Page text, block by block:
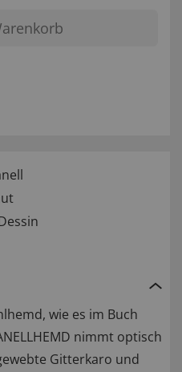
wie es im Buch
nimmt optisch
Gitterkaro und